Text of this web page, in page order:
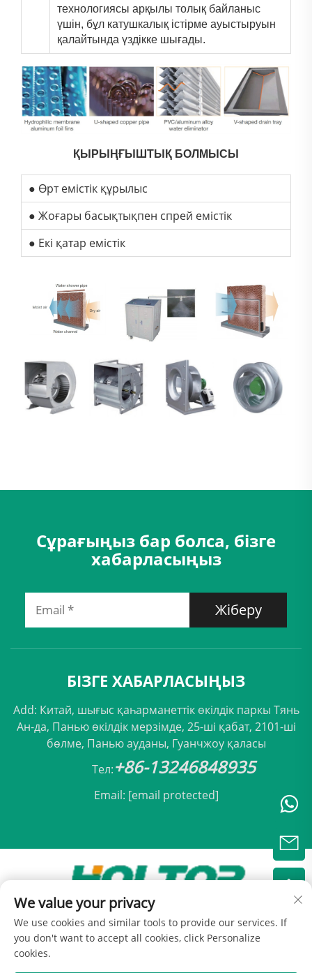
технологиясы арқылы толық байланыс
үшін, бұл катушкалық істірме ауыстыруын
қалайтында үздікке шығады.
ҚЫРЫҢҒЫШТЫҚ БОЛМЫСЫ
● Өрт емістік құрылыс
● Жоғары басықтықпен спрей емістік
● Екі қатар емістік
Сұрағыңыз бар болса, бізге
хабарласыңыз
Жіберу
БІЗГЕ ХАБАРЛАСЫҢЫЗ
Add: Китай, шығыс қаһарманеттік өкілдік паркы Тянь
Ан-да, Панью өкілдік мерзімде, 25-ші қабат, 2101-ші
бөлме, Панью ауданы, Гуанчжоу қаласы
Тел:+86-13246848935
Email: [email protected]
Авторлық тәуелсіздігі © 2025 Пекин Холтоп
Күлтірме Қызметтері ТОО - Жекелік саясаты
We value your privacy
We use cookies and similar tools to provide our services. If
you don't want to accept all cookies, click Personalize
cookies.